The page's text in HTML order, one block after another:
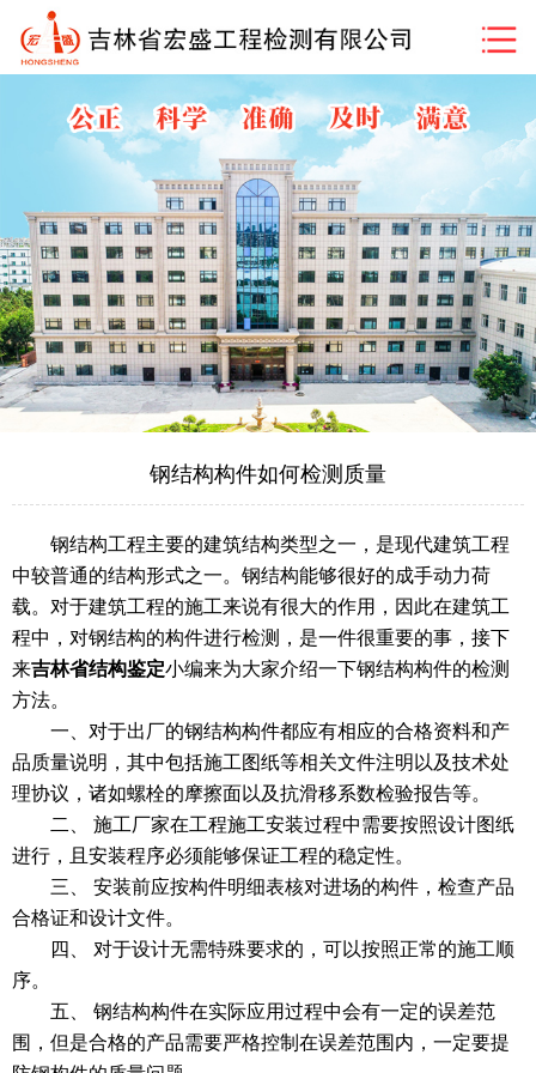
钢结构构件如何检测质量
钢结构工程主要的建筑结构类型之一，是现代建筑工程
中较普通的结构形式之一。钢结构能够很好的成手动力荷
载。对于建筑工程的施工来说有很大的作用，因此在建筑工
程中，对钢结构的构件进行检测，是一件很重要的事，接下
来吉林省结构鉴定小编来为大家介绍一下钢结构构件的检测
方法。
一、对于出厂的钢结构构件都应有相应的合格资料和产
品质量说明，其中包括施工图纸等相关文件注明以及技术处
理协议，诸如螺栓的摩擦面以及抗滑移系数检验报告等。
二、 施工厂家在工程施工安装过程中需要按照设计图纸
进行，且安装程序必须能够保证工程的稳定性。
三、 安装前应按构件明细表核对进场的构件，检查产品
合格证和设计文件。
四、 对于设计无需特殊要求的，可以按照正常的施工顺
序。
五、 钢结构构件在实际应用过程中会有一定的误差范
围，但是合格的产品需要严格控制在误差范围内，一定要提